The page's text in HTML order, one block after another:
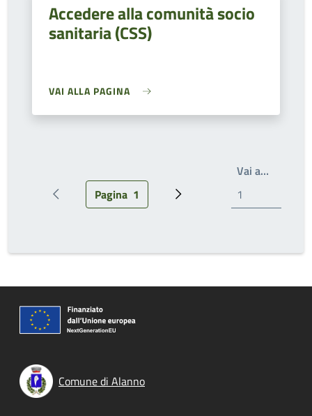
Accedere alla comunità socio
sanitaria (CSS)
VAI ALLA PAGINA
Pagina precedentePagina attuale
Pagina 1 Pagina successiva
Vai a…
Comune di Alanno